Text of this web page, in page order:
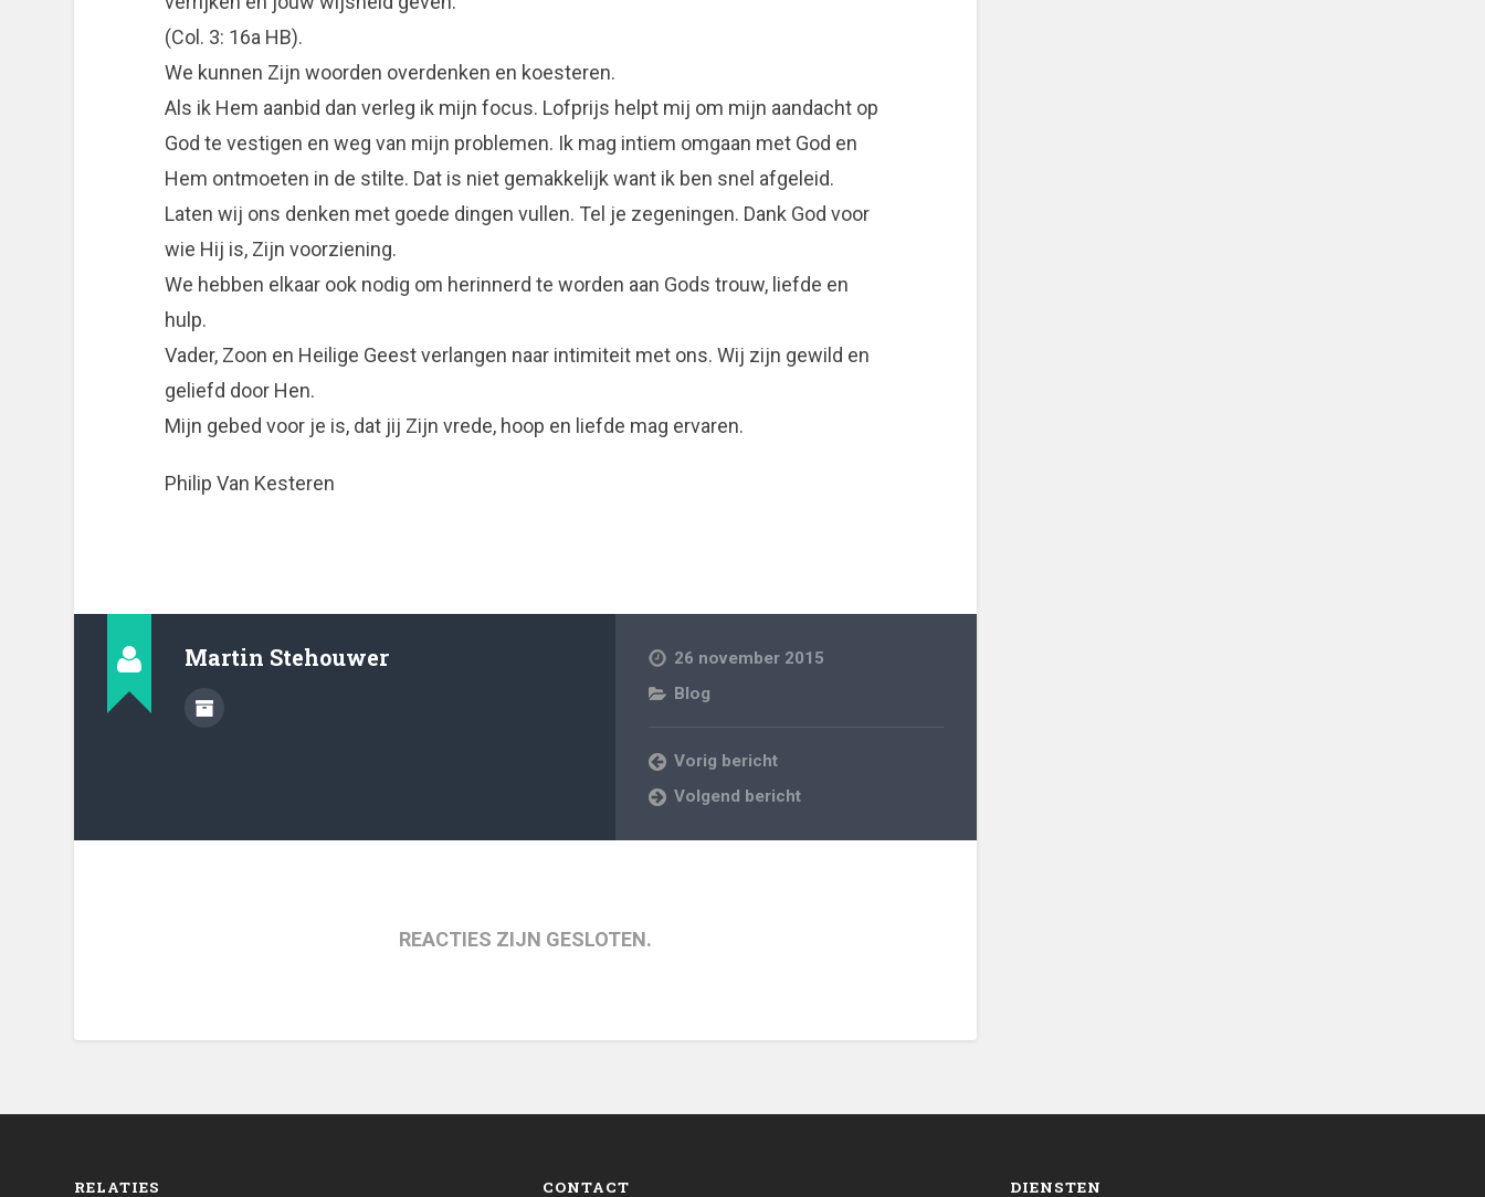
(Col. 3: 16a HB).
We kunnen Zijn woorden overdenken en koesteren.
Als ik Hem aanbid dan verleg ik mijn focus. Lofprijs helpt mij om mijn aandacht op
God te vestigen en weg van mijn problemen. Ik mag intiem omgaan met God en
Hem ontmoeten in de stilte. Dat is niet gemakkelijk want ik ben snel afgeleid.
Laten wij ons denken met goede dingen vullen. Tel je zegeningen. Dank God voor
wie Hij is, Zijn voorziening.
We hebben elkaar ook nodig om herinnerd te worden aan Gods trouw, liefde en
hulp.
Vader, Zoon en Heilige Geest verlangen naar intimiteit met ons. Wij zijn gewild en
geliefd door Hen.
Mijn gebed voor je is, dat jij Zijn vrede, hoop en liefde mag ervaren.
Philip Van Kesteren
Martin Stehouwer
26 november 2015
Blog
Vorig bericht
Volgend bericht
REACTIES ZIJN GESLOTEN.
RELATIES CONTACT DIENSTEN